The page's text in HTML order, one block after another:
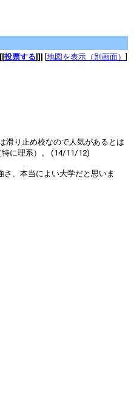
投票する]]] 地図を表示（別画面）
滑り止め校なので人気があるとは
特に理系）。 (14/11/12)
、本当によい大学だと思いま